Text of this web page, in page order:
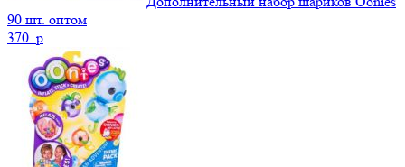
90 шт. оптом
370. p